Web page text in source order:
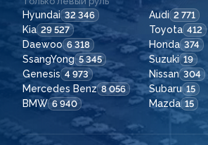
Hyundai 32 346 Audi 2 771
Kia 29 527 Toyota 412
Daewoo 6 318 Honda 374
SsangYong 5 345 Suzuki 19
Genesis 4 973 Nissan 304
Mercedes Benz 8 056 Subaru 15
BMW 6 940 Mazda 15